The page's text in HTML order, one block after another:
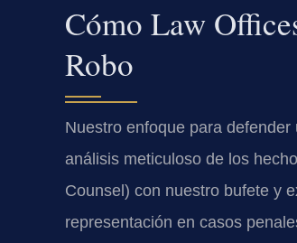
Cómo Law
Robo
Nuestro enfoque para
análisis meticuloso de los
Counsel) con nuestro bufete y
representación en casos